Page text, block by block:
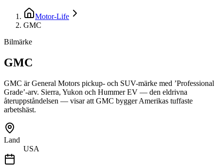
Motor-Life
GMC
Bilmärke
GMC
GMC är General Motors pickup- och SUV-märke med ’Professional
Grade’-arv. Sierra, Yukon och Hummer EV — den eldrivna
återuppståndelsen — visar att GMC bygger Amerikas tuffaste
arbetshäst.
Land
USA